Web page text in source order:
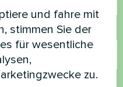
und fahre mit
stimmen Sie der
für wesentliche
zu.